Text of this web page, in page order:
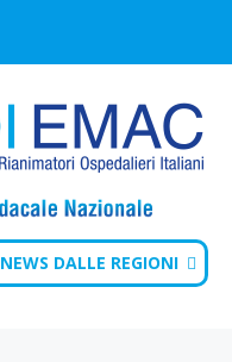
NEWS DALLE REGIONI